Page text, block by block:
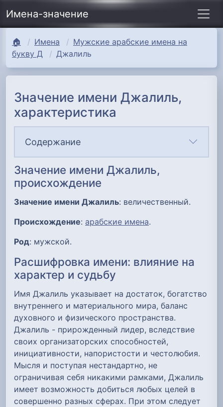
Имена-значение
🏠 Имена
Мужские арабские имена на
букву Д
Джалиль
Значение имени Джалиль,
характеристика
Содержание
Значение имени Джалиль,
происхождение
Значение имени Джалиль: величественный.
Происхождение: арабские имена.
Род: мужской.
Расшифровка имени: влияние на
характер и судьбу
Имя Джалиль указывает на достаток, богатство
внутреннего и материального мира, баланс
духовного и физического пространства.
Джалиль - прирожденный лидер, вследствие
своих организаторских способностей,
инициативности, напористости и честолюбия.
Мысля и поступая нестандартно, не
ограничивая себя никакими рамками, Джалиль
имеет возможность добиться любых целей в
совершенно разных сферах. При этом следует